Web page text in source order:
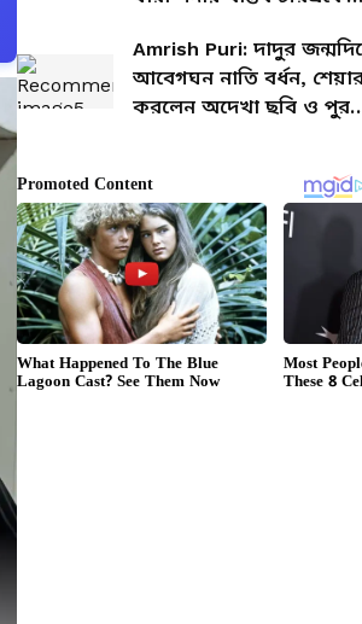
Amrish Puri: দাদুর
আবেগঘন নাতি বর্ধন,
করলেন অদেখা ছবি ও